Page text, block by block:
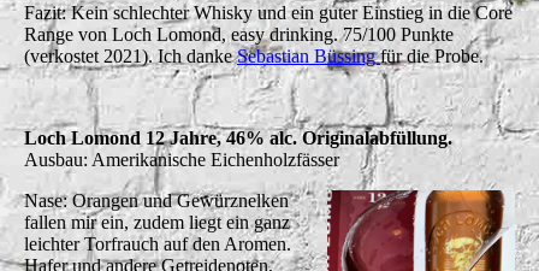
Fazit: Kein schlechter Whisky und ein guter Einstieg in die Core
Range von Loch Lomond, easy drinking. 75/100 Punkte
(verkostet 2021). Ich dankeSebastian Büssingfür die Probe.
Loch Lomond 12 Jahre, 46% alc. Originalabfüllung.
Ausbau: Amerikanische Eichenholzfässer
Nase: Orangen und Gewürznelken
fallen mir ein, zudem liegt ein ganz
leichter Torfrauch auf den Aromen.
Hafer und andere Getreidenoten,